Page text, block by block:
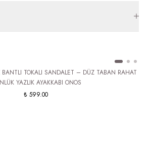
TOKALI SANDALET – DÜZ TABAN RAHAT
YAZLIK AYAKKABI ONOS
₺ 599.00